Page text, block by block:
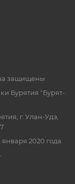
защищены
Бурятия "Бурят-
г. Улан-Удэ,
2020 года